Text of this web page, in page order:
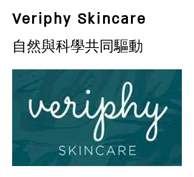
Veriphy Skincare
自然與科學共同驅動